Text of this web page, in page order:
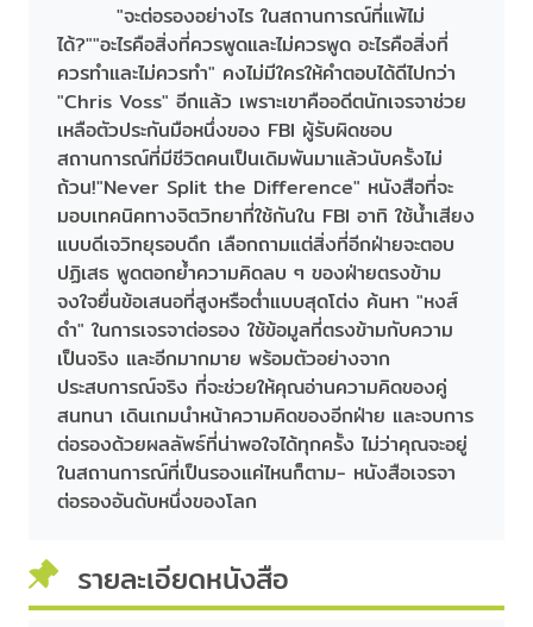
"จะต่อรองอย่างไร ในสถานการณ์ที่แพ้ไม่
ได้?""อะไรคือสิ่งที่ควรพูดและไม่ควรพูด อะไรคือสิ่งที่
ควรทำและไม่ควรทำ" คงไม่มีใครให้คำตอบได้ดีไปกว่า
"Chris Voss" อีกแล้ว เพราะเขาคืออดีตนักเจรจาช่วย
เหลือตัวประกันมือหนึ่งของ FBI ผู้รับผิดชอบ
สถานการณ์ที่มีชีวิตคนเป็นเดิมพันมาแล้วนับครั้งไม่
ถ้วน!"Never Split the Difference" หนังสือที่จะ
มอบเทคนิคทางจิตวิทยาที่ใช้กันใน FBI อาทิ ใช้น้ำเสียง
แบบดีเจวิทยุรอบดึก เลือกถามแต่สิ่งที่อีกฝ่ายจะตอบ
ปฏิเสธ พูดตอกย้ำความคิดลบ ๆ ของฝ่ายตรงข้าม
จงใจยื่นข้อเสนอที่สูงหรือต่ำแบบสุดโต่ง ค้นหา "หงส์
ดำ" ในการเจรจาต่อรอง ใช้ข้อมูลที่ตรงข้ามกับความ
เป็นจริง และอีกมากมาย พร้อมตัวอย่างจาก
ประสบการณ์จริง ที่จะช่วยให้คุณอ่านความคิดของคู่
สนทนา เดินเกมนำหน้าความคิดของอีกฝ่าย และจบการ
ต่อรองด้วยผลลัพธ์ที่น่าพอใจได้ทุกครั้ง ไม่ว่าคุณจะอยู่
ในสถานการณ์ที่เป็นรองแค่ไหนก็ตาม- หนังสือเจรจา
ต่อรองอันดับหนึ่งของโลก
รายละเอียดหนังสือ